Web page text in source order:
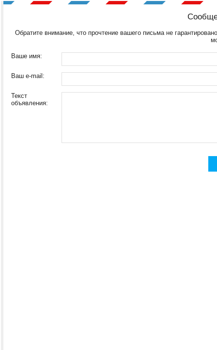
Обратите внимание, что прочтение вашего письма не
Ваше имя:
Ваш e-mail:
Текст
объявления: